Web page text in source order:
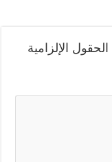
الحقول الإلزامية